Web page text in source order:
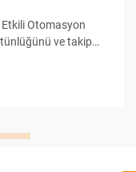
Etkili Otomasyon
ve takip
için üreticiler,